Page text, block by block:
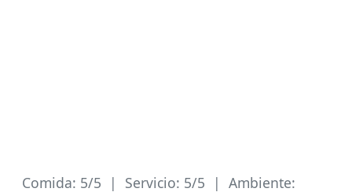
Comida: 5/5 | Servicio: 5/5 | Ambiente: